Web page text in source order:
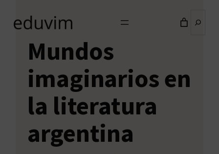
Mundos
imaginarios en
la literatura
argentina